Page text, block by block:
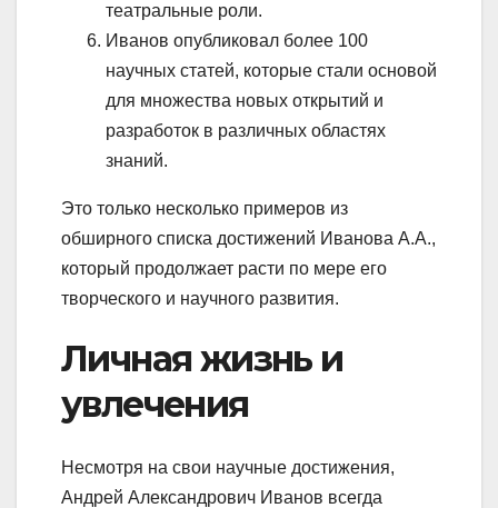
театральные роли.
Иванов опубликовал более 100
научных статей, которые стали основой
для множества новых открытий и
разработок в различных областях
знаний.
Это только несколько примеров из
обширного списка достижений Иванова А.А.,
который продолжает расти по мере его
творческого и научного развития.
Личная жизнь и
увлечения
Несмотря на свои научные достижения,
Андрей Александрович Иванов всегда